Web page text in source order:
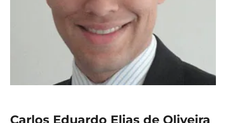
Carlos Eduardo Elias de Oliveira